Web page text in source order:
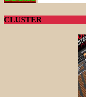
CLUSTER